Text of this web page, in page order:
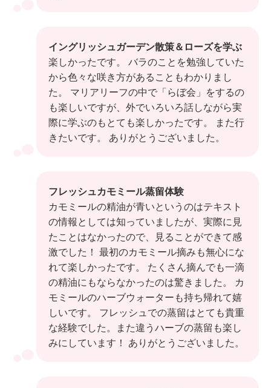
イングリッシュガーデン散策＆ローズを学ぶ
楽しかったです。 バラのことを勉強していた
から色々な咲き方があることもわかりまし
た。 マリアリーフの中で「らぼ会」をするの
も楽しいですが、外でいろいろ話しながら実
際に学ぶのもとても楽しかったです。 また行
きたいです。 ありがとうございました。
フレッシュカモミール蒸留体験
カモミールの精油が青いというのはテキスト
の情報としては知っていましたが、実際に見
たことはなかったので、見ることができて感
激でした！ 最初のカモミール摘みも無心にな
れて楽しかったです。 たくさん摘んでも一滴
の精油にもならなかったのは驚きました。 カ
モミールのハーブウォーターも持ち帰れて嬉
しいです。 フレッシュでの蒸留はとても貴重
な経験でした。また違うハーブの蒸留も楽し
みにしています！ ありがとうございました。